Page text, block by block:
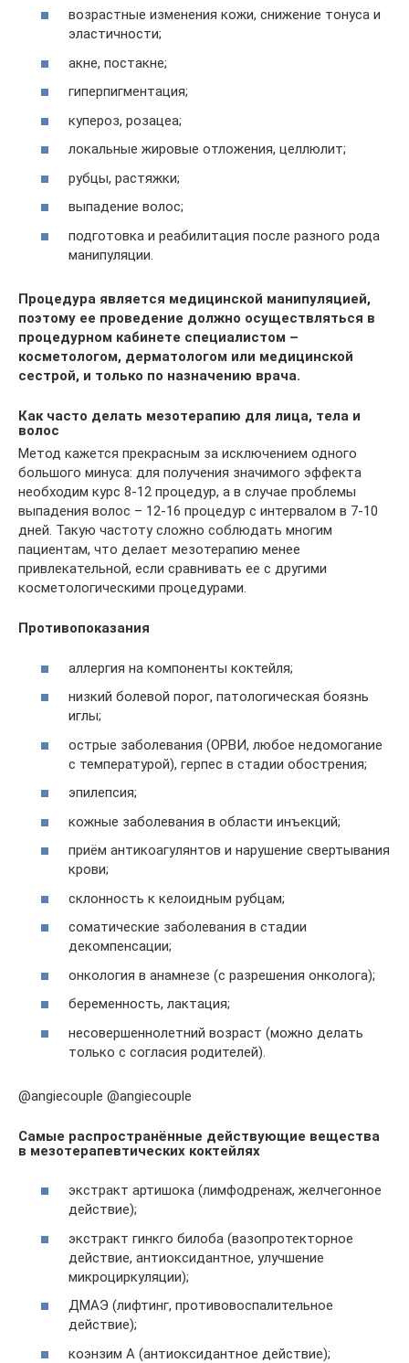
возрастные изменения кожи, снижение тонуса и
эластичности;
акне, постакне;
гиперпигментация;
купероз, розацеа;
локальные жировые отложения, целлюлит;
рубцы, растяжки;
выпадение волос;
подготовка и реабилитация после разного рода
манипуляции.
Процедура является медицинской манипуляцией,
поэтому ее проведение должно осуществляться в
процедурном кабинете специалистом –
косметологом, дерматологом или медицинской
сестрой, и только по назначению врача.
Как часто делать мезотерапию для лица, тела и
волос
Метод кажется прекрасным за исключением одного
большого минуса: для получения значимого эффекта
необходим курс 8-12 процедур, а в случае проблемы
выпадения волос – 12-16 процедур с интервалом в 7-10
дней. Такую частоту сложно соблюдать многим
пациентам, что делает мезотерапию менее
привлекательной, если сравнивать ее с другими
косметологическими процедурами.
Противопоказания
аллергия на компоненты коктейля;
низкий болевой порог, патологическая боязнь
иглы;
острые заболевания (ОРВИ, любое недомогание
с температурой), герпес в стадии обострения;
эпилепсия;
кожные заболевания в области инъекций;
приём антикоагулянтов и нарушение свертывания
крови;
склонность к келоидным рубцам;
соматические заболевания в стадии
декомпенсации;
онкология в анамнезе (с разрешения онколога);
беременность, лактация;
несовершеннолетний возраст (можно делать
только с согласия родителей).
@angiecouple @angiecouple
Самые распространённые действующие вещества
в мезотерапевтических коктейлях
экстракт артишока (лимфодренаж, желчегонное
действие);
экстракт гинкго билоба (вазопротекторное
действие, антиоксидантное, улучшение
микроциркуляции);
ДМАЭ (лифтинг, противовоспалительное
действие);
коэнзим А (антиоксидантное действие);